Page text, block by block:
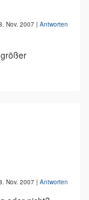
Nov. 2007 | Antworten
Nov. 2007 | Antworten